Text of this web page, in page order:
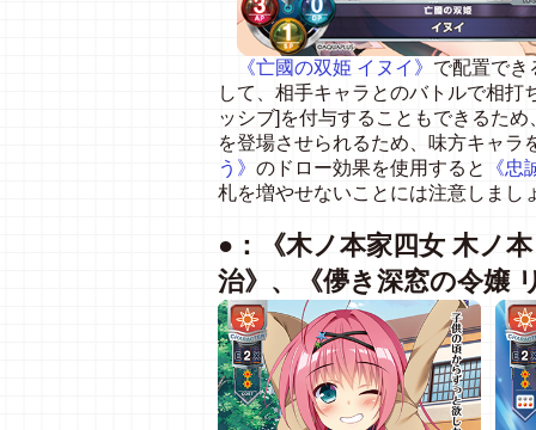
《亡國の双姫 イヌイ》 で配置でき
して、相手キャラとのバトルで相
ッシブ]を付与することもできるた
を登場させられるため、味方キャラ
う》 のドロー効果を使用すると
《忠
札を増やせないことには注意しまし
●：《木ノ本家四女 木ノ
治》、《儚き深窓の令嬢